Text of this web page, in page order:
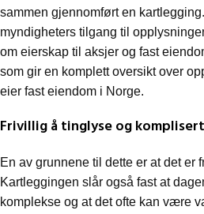
sammen gjennomført en
myndigheters tilgang til
om eierskap til aksjer og fast
som gir en komplett oversikt over
eier fast eiendom i Norge.
Frivillig å tinglyse og
En av grunnene til dette er at det er
Kartleggingen slår også fast at
komplekse og at det ofte kan være